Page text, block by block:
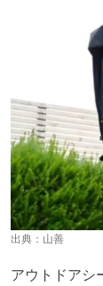
出典： 山善
アウトドアシ